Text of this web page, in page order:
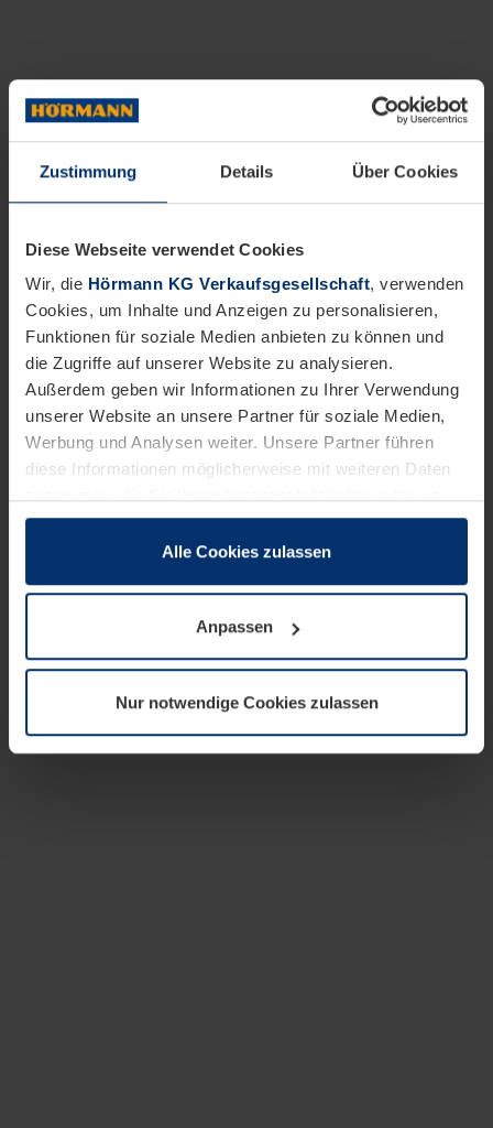
Zustimmung Details Über Cookies
Diese Webseite verwendet Cookies
Wir, die Hörmann KG Verkaufsgesellschaft, verwenden
Cookies, um Inhalte und Anzeigen zu personalisieren,
Funktionen für soziale Medien anbieten zu können und
die Zugriffe auf unserer Website zu analysieren.
Außerdem geben wir Informationen zu Ihrer Verwendung
unserer Website an unsere Partner für soziale Medien,
Werbung und Analysen weiter. Unsere Partner führen
diese Informationen möglicherweise mit weiteren Daten
sie im Rahmen Ihrer Nutzung der Dienste gesammelt
wenn diese für den Betrieb dieser Seite unbedingt
notwendig sind. Für alle anderen Cookie-Typen benötigen
wir Ihre Erlaubnis. Ihre Einwilligung können Sie jederzeit
Datenschutzerklärungunserer Website ändern oder
widerrufen.
Alle Cookies zulassen
Anpassen
Nur notwendige Cookies zulassen